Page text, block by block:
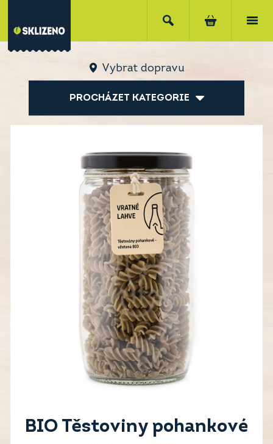
Vybrat dopravu
PROCHÁZET KATEGORIE
BIO Těstoviny pohankové